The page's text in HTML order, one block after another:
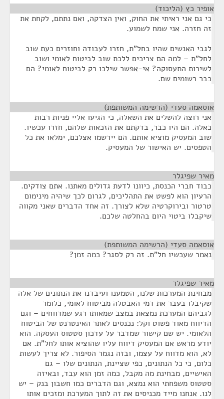
אופיר כץ (הליכוד)
כי גם אני ראיתי את החוק, ואין הצדקה, ואם נתתם, לקחת את
זה חזרה. אני שמח לשמוע.
לגבי האנשים שהיו בחל"ת, חזרו לעבודה וחוזרים כעת שוב
לחל"ת – למה הם צריכים ללכת שוב לביטוח לאומי ושוב
לשירות התעסוקה? אי-אפשר שילכו רק לביטוח לאומי? הם
כבר רשומים שם.
אוסאמה סעדי (הרשימה המשותפת)
אני רוצה להשלים את השאלה, כי הגיעו אליי פניות רבות
כאלה. הם היו כבר, בדקתם את הזכאות שלהם, חזרו עכשיו.
שוב המעסיק מוציא אותם. הם יירשמו אצלכם, ימלאו את כל
הטפסים. יש האישור של המעסיק.
מאיר שפיגלר
כבוד חברי הכנסת, כיוונו לדעת גדולים מאתנו. אתם צודקים.
הרעיון הוא לפשט את התהליכים, לגרום לכך שיהיה מינימום
טרטור ובירוקרטיה שלא לצורך. זה אחד הדברים שאני מקווה
שיקבלו ביטוי היום בהחלטה שלכם.
אוסאמה סעדי (הרשימה המשותפת)
נאמר שעכשיו חל"ת. זה רק לסגר? כמה זמן?
מאיר שפיגלר
מבחינת המערכות שלנו, הטמענו ועיבדנו את הנתונים של אלה
שקיבלו בעבר את דמי האבטלה מביטוח לאומי, כלומר
לגביהם המערכת נמצאת במצב שמאותו רגע שמדווחים – וגם
הדיווח מאוד פשוט וקל: נכנסים לאתר האינטרנט של הביטוח
הלאומי. יש שם קישור שמדבר על עדכון סטטוס העסקה. הוא
יודע מראש אם המעסיק דיווח עליו שהוציא אותו לחל"ת. אם
לא, הוא מדווח על עצמו, ובזה נגמר הסיפור. לא צריך לעשות
כלום, כי כל הנתונים, כפי שציינת, הנתונים שלו – גם
האישיים, מבחינת מה מקבל, כמה זמן הוא עבד, ובאיזה
סטטוס משפחתי הוא נמצא, וגם הדברים כמו חשבון בנק – יש
לנו. אנחנו מייד מכניסים את זה לתוך המערכת ומזכים אותו